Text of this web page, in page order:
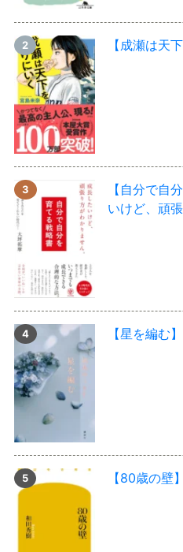
【成瀬は天
【自分で自
いけど、頑
【星を編む】
【80歳の壁】